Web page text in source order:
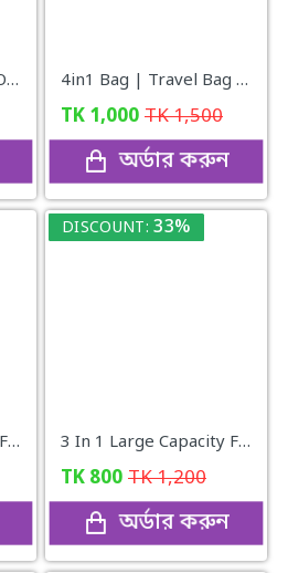
15 Inch Laptop Bags Office Documents Storage Bag Travel ( gray ) 4in1 Bag | Travel Bag | Gym Bag | Carry Shoe | V10
TK 1,000 TK1,500
অর্ডার করুন
3 In 1 Large Capacity Foldable Travel Bag
DISCOUNT: 33%
3 In 1 Large Capacity Foldable Travel Bag (black)
TK 800 TK1,200
অর্ডার করুন